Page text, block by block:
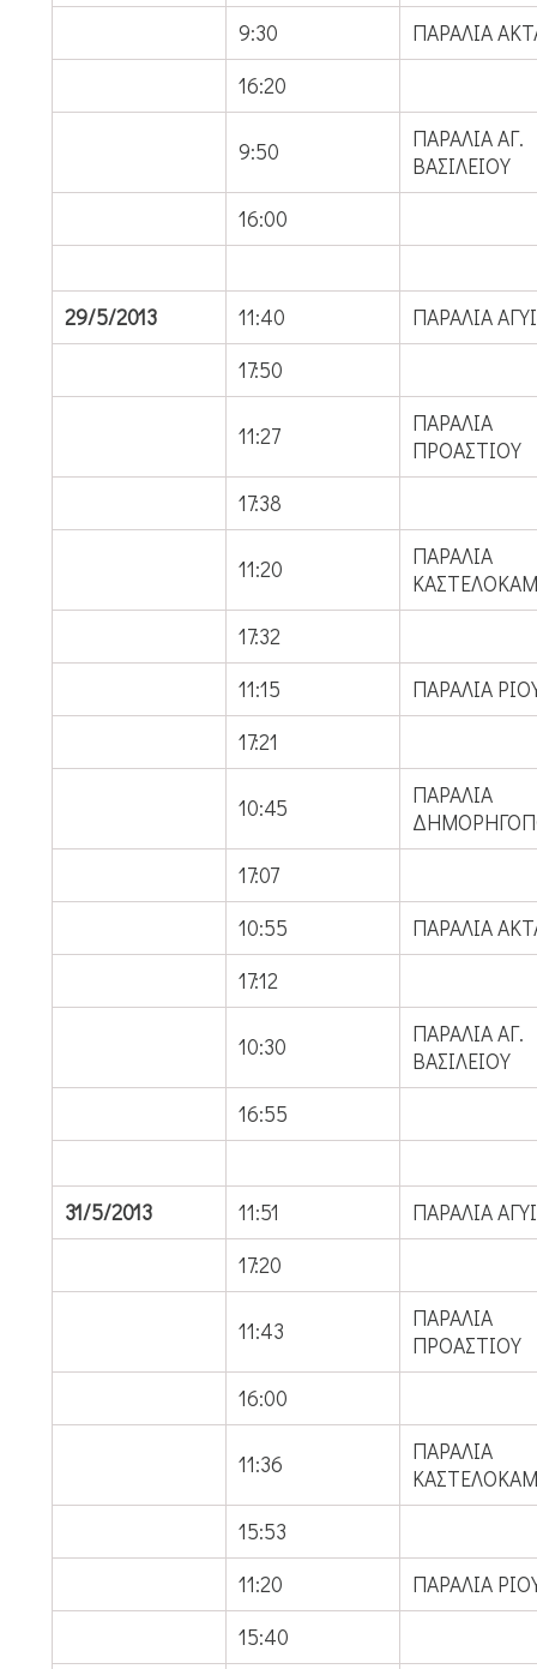
9:30
ΠΑΡΑΛΙΑ
16:20
9:50
ΠΑΡΑΛΙΑ ΑΓ.
ΒΑΣΙΛΕΙΟΥ
16:00
29/5/2013 11:40
ΠΑΡΑΛΙΑ
17:50
11:27
ΠΑΡΑΛΙΑ
ΠΡΟΑΣΤΙΟΥ
17:38
11:20
ΠΑΡΑΛΙΑ
17:32
11:15
ΠΑΡΑΛΙΑ
17:21
10:45
ΠΑΡΑΛΙΑ
17:07
10:55
ΠΑΡΑΛΙΑ
17:12
10:30
ΠΑΡΑΛΙΑ ΑΓ.
ΒΑΣΙΛΕΙΟΥ
16:55
31/5/2013 11:51
ΠΑΡΑΛΙΑ
17:20
11:43
ΠΑΡΑΛΙΑ
ΠΡΟΑΣΤΙΟΥ
16:00
11:36
ΠΑΡΑΛΙΑ
15:53
11:20
ΠΑΡΑΛΙΑ
15:40